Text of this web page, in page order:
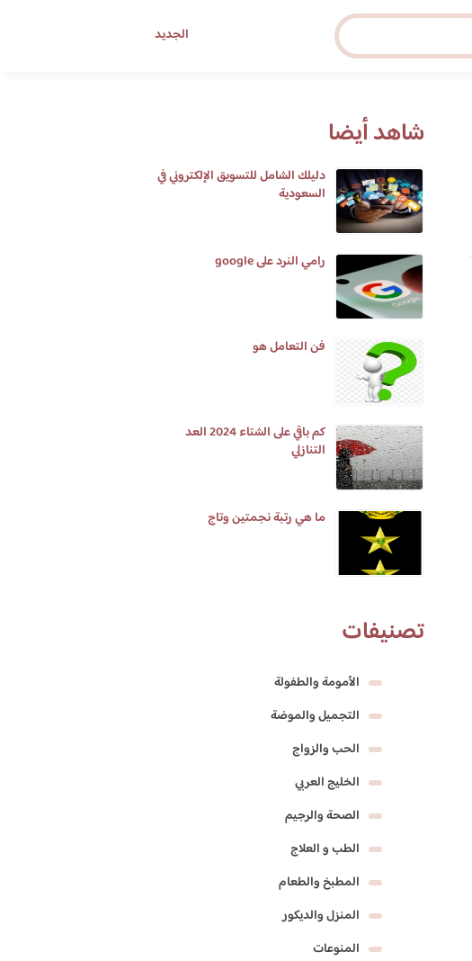
الجديد
شاهد أيضا
دليلك الشامل للتسويق الإلكتروني في
السعودية
رامي النرد على google
فن التعامل هو
كم باقي على الشتاء 2024 العد
التنازلي
ما هي رتبة نجمتين وتاج
تصنيفات
الأمومة والطفولة
التجميل والموضة
الحب والزواج
الخليج العربي
الصحة والرجيم
الطب و العلاج
المطبخ والطعام
المنزل والديكور
المنوعات